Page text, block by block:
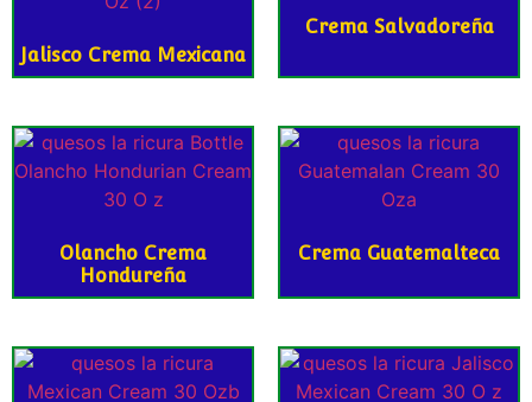
Jalisco Crema Mexicana
Crema Salvadoreña
Olancho Crema
Hondureña
Crema Guatemalteca